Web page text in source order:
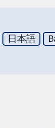
日本語